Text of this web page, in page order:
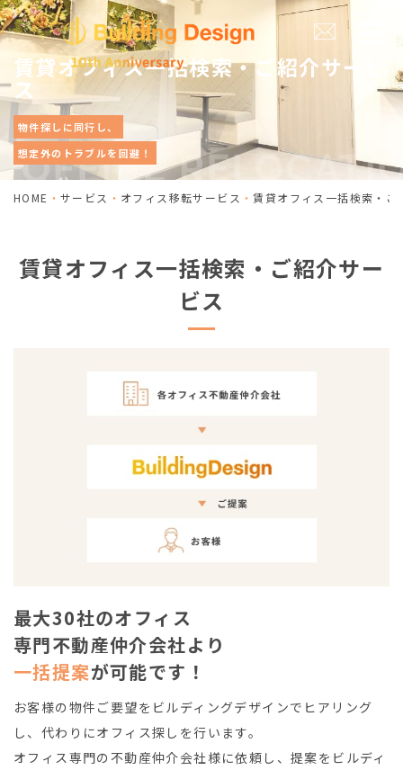
賃貸オフィス一括検索・ご紹介サービ
ス
物件探しに同行し、
想定外のトラブルを回避！
HOME サービス オフィス移転サービス 賃貸オフィス一括検索・ご
賃貸オフィス一括検索・ご紹介サー
ビス
最大30社のオフィス
専門不動産仲介会社より
一括提案が可能です！
お客様の物件ご要望をビルディングデザインでヒアリング
し、代わりにオフィス探しを行います。
オフィス専門の不動産仲介会社様に依頼し、提案をビルディ